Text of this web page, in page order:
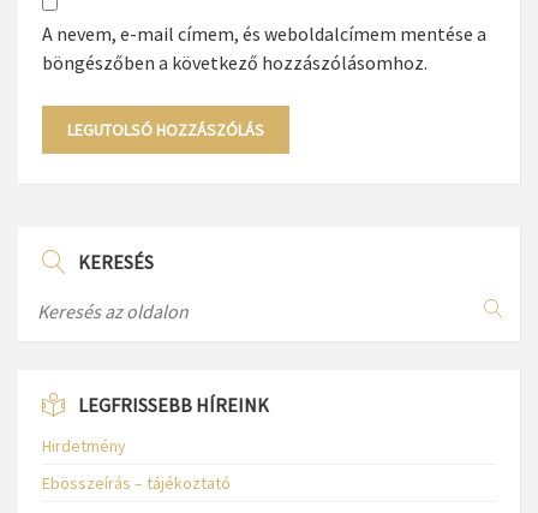
A nevem, e-mail címem, és weboldalcímem mentése a
böngészőben a következő hozzászólásomhoz.
KERESÉS
LEGFRISSEBB HÍREINK
Hirdetmény
Ebösszeírás – tájékoztató